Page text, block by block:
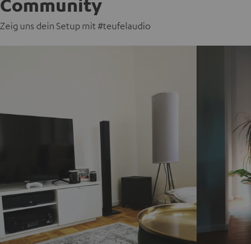
Community
Zeig uns dein Setup mit #teufelaudio